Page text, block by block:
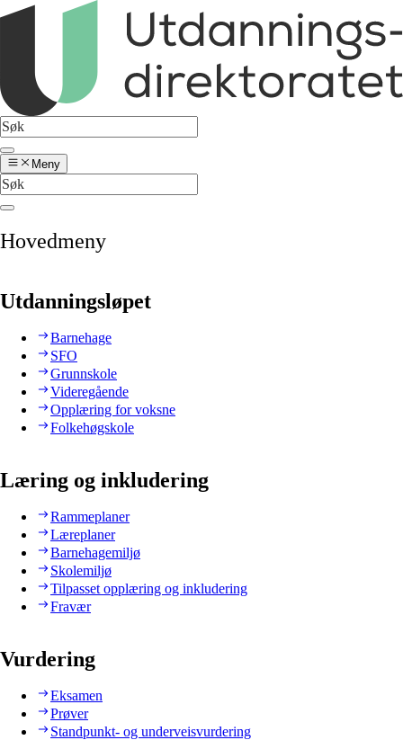
Meny
Hovedmeny
Utdanningsløpet
Barnehage
SFO
Grunnskole
Videregående
Opplæring for voksne
Folkehøgskole
Læring og inkludering
Rammeplaner
Læreplaner
Barnehagemiljø
Skolemiljø
Tilpasset opplæring og inkludering
Fravær
Vurdering
Eksamen
Prøver
Standpunkt- og underveisvurdering